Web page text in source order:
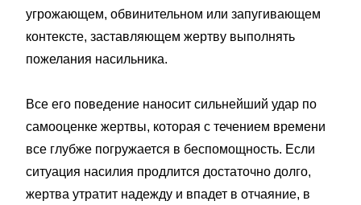
угрожающем, обвинительном или запугивающем
контексте, заставляющем жертву выполнять
пожелания насильника.
Все его поведение наносит сильнейший удар по
самооценке жертвы, которая с течением времени
все глубже погружается в беспомощность. Если
ситуация насилия продлится достаточно долго,
жертва утратит надежду и впадет в отчаяние, в